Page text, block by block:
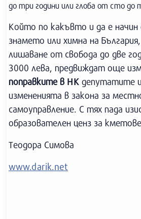
до три години или глоба от сто до
Който по какъвто и да е начин
знамето или химна на
лишаване от свобода до две
3000 лева, предвиждат още
поправките в НК депутатите
измененията в закона за
самоуправление. С тях пада
образователен ценз за
Теодора Симова
www.darik.net